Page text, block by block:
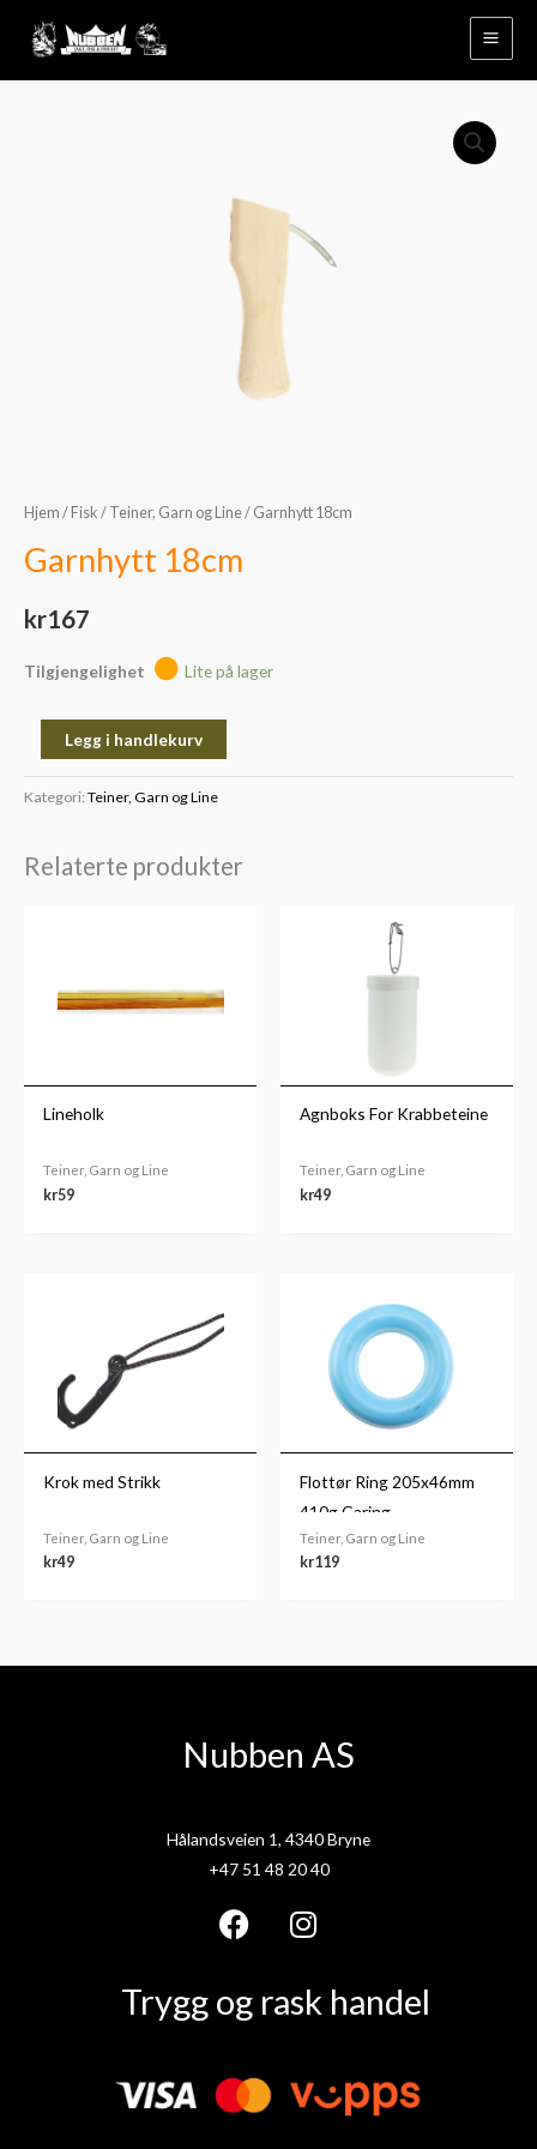
Hjem / Fisk / Teiner, Garn og Line/ Garnhytt 18cm
Garnhytt 18cm
kr167
Tilgjengelighet Lite på lager
Legg i handlekurv
Kategori: Teiner, Garn og Line
Relaterte produkter
Lineholk
Teiner, Garn og Line
kr59
Agnboks For Krabbeteine
Teiner, Garn og Line
kr49
Krok med Strikk
Teiner, Garn og Line
kr49
Flottør Ring 205x46mm
410g Garing
Teiner, Garn og Line
kr119
Nubben AS
Hålandsveien 1, 4340 Bryne
+47 51 48 20 40
F
c
b
o
I
s
g
Trygg og rask handel